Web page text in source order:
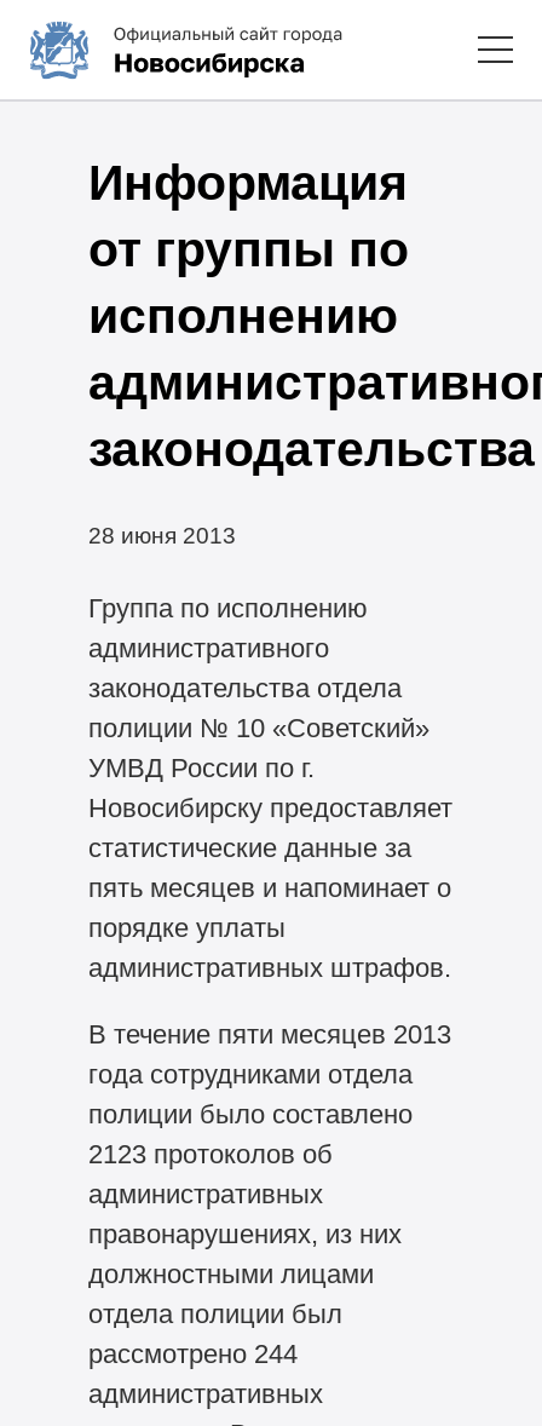
Информация
от группы по
исполнению
законодательства
28 июня 2013
Группа по исполнению
административного
законодательства отдела
полиции № 10 «Советский»
УМВД России по г.
Новосибирску предоставляет
статистические данные за
пять месяцев и напоминает о
порядке уплаты
административных штрафов.
В течение пяти месяцев 2013
года сотрудниками отдела
полиции было составлено
2123 протоколов об
административных
правонарушениях, из них
должностными лицами
отдела полиции был
рассмотрено 244
административных